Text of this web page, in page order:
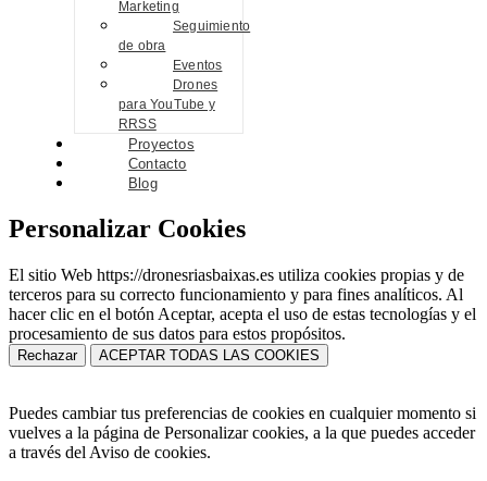
Marketing
Seguimiento
de obra
Eventos
Drones
para YouTube y
RRSS
Proyectos
Contacto
Blog
Personalizar Cookies
El sitio Web https://dronesriasbaixas.es utiliza cookies propias y de
terceros para su correcto funcionamiento y para fines analíticos. Al
hacer clic en el botón Aceptar, acepta el uso de estas tecnologías y el
procesamiento de sus datos para estos propósitos.
Rechazar ACEPTAR TODAS LAS COOKIES
Puedes cambiar tus preferencias de cookies en cualquier momento si
vuelves a la página de Personalizar cookies, a la que puedes acceder
a través del Aviso de cookies.